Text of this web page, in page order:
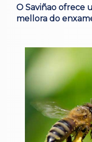
O Saviñao ofrece
mellora do